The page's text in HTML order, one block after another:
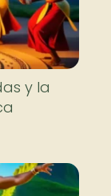
y la